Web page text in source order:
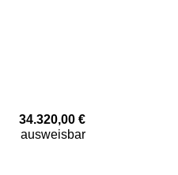
34.320,00 €
ausweisbar